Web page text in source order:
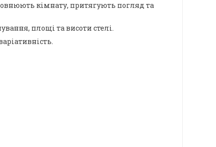
кімнату, притягують погляд та
площі та висоти стелі.